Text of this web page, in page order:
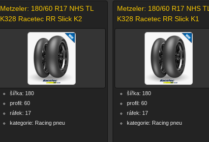
Metzeler: 180/60 R17 NHS TL
K328 Racetec RR Slick K2
šířka: 180
profil: 60
ráfek: 17
kategorie: Racing pneu
Metzeler: 180/60 R17 NHS TL
K328 Racetec RR Slick K1
šířka: 180
profil: 60
ráfek: 17
kategorie: Racing pneu